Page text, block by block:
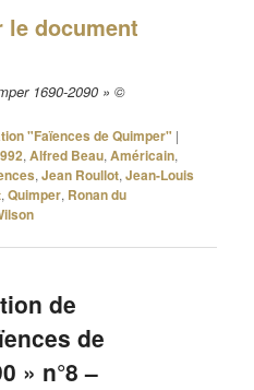
le document
1690-2090 » ©
"Faïences de Quimper" |
,Alfred Beau,Américain,
,Jean Roullot,Jean-Louis
,Quimper, Ronan du
de
de
» n°8 –